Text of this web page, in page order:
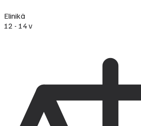
Elinikä
12 - 14 v